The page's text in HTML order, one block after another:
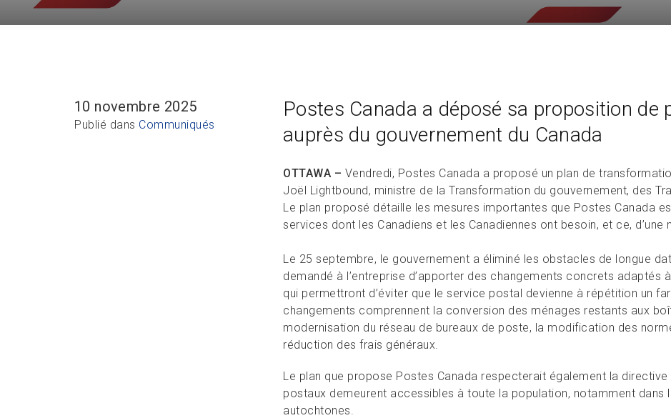
10 novembre 2025
Publié dans Communiqués
Postes Canada a déposé sa proposition
auprès du gouvernement du Canada
OTTAWA – Vendredi, Postes Canada a proposé un plan de
Joël Lightbound, ministre de la Transformation du gouvernement, des
Le plan proposé détaille les mesures importantes que Postes Canada
services dont les Canadiens et les Canadiennes ont besoin, et ce,
Le 25 septembre, le gouvernement a éliminé les obstacles de longue
demandé à l’entreprise d’apporter des changements concrets adaptés
qui permettront d’éviter que le service postal devienne à répétition un
changements comprennent la conversion des ménages restants aux
modernisation du réseau de bureaux de poste, la modification des
réduction des frais généraux.
Le plan que propose Postes Canada respecterait également la
postaux demeurent accessibles à toute la population, notamment dans
autochtones.